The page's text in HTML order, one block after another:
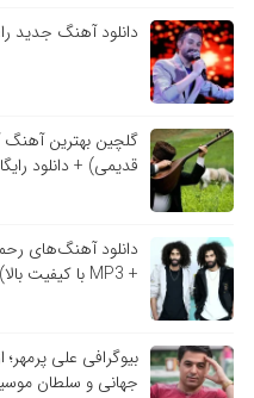
دانلود آهنگ جدید
گلچین بهترین
قدیمی) + دانلود
دانلود آهنگ‌های
+ MP3 با کیفیت بالا)
بیوگرافی علی
جهانی و سلطان